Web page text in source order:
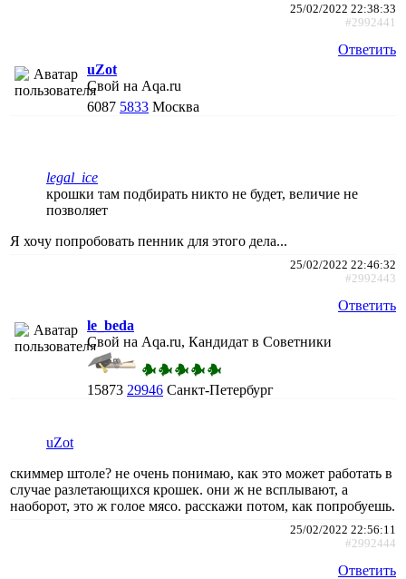
25/02/2022 22:38:33
#2992441
Ответить
uZot
Свой на Aqa.ru
6087 5833 Москва
legal_ice
крошки там подбирать никто не будет, величие не
позволяет
Я хочу попробовать пенник для этого дела...
25/02/2022 22:46:32
#2992443
Ответить
le_beda
Свой на Aqa.ru, Кандидат в Советники
15873 29946 Санкт-Петербург
uZot
скиммер штоле? не очень понимаю, как это может работать в
случае разлетающихся крошек. они ж не всплывают, а
наоборот, это ж голое мясо. расскажи потом, как попробуешь.
25/02/2022 22:56:11
#2992444
Ответить